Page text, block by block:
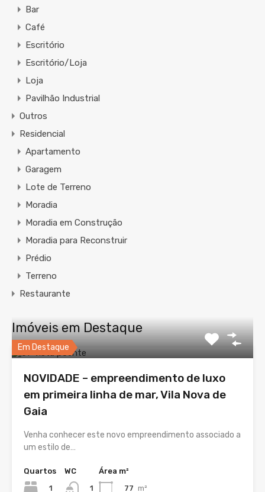
Bar
Café
Escritório
Escritório/Loja
Loja
Pavilhão Industrial
Outros
Residencial
Apartamento
Garagem
Lote de Terreno
Moradia
Moradia em Construção
Moradia para Reconstruir
Prédio
Terreno
Restaurante
Imóveis em Destaque
Em Destaque
NOVIDADE – empreendimento de luxo
em primeira linha de mar, Vila Nova de
Gaia
Venha conhecer este novo empreendimento associado a
um estilo de…
Quartos
1
WC
1
Área m²
77 m²